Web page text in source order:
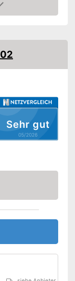
Weiß
Schwarz
weitere
Sehr gut
05/2026